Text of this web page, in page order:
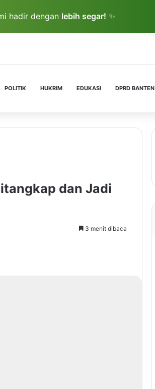
hadir dengan lebih segar! ✨
POLITIK HUKRIM EDUKASI DPRD BANTEN
dan Jadi
3 menit dibaca